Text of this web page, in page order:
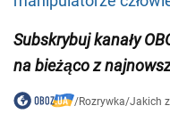
Subskrybuj kanały
na bieżąco z
/Rozrywka/Jakich